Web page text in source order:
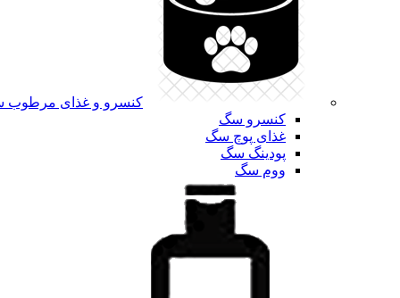
کنسرو و غذای
کنسرو سگ
غذای پوچ سگ
پودینگ سگ
ووم سگ